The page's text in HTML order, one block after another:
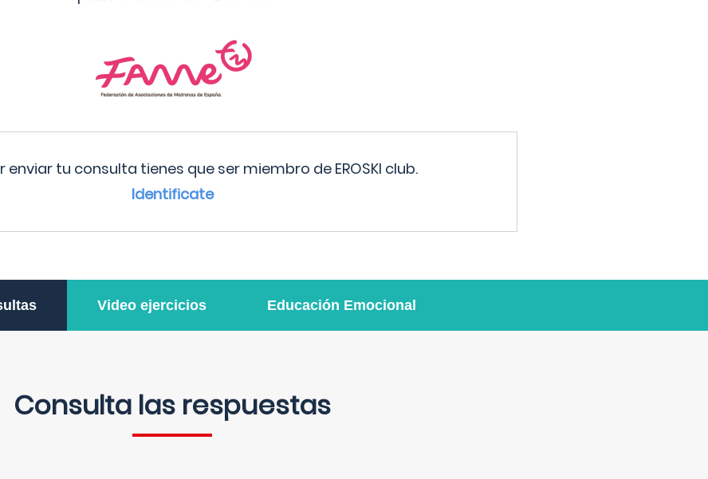
enviar tu consulta tienes que ser miembro de EROSKI club.
Identificate
Video ejercicios Educación Emocional
Consulta las respuestas